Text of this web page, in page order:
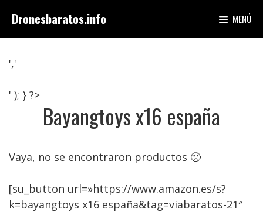
contenido
Dronesbaratos.info MENÚ
','
' ); } ?>
Bayangtoys x16 españa
Vaya, no se encontraron productos 🙁
[su_button url=»https://www.amazon.es/s?
k=bayangtoys x16 españa&tag=viabaratos-21″